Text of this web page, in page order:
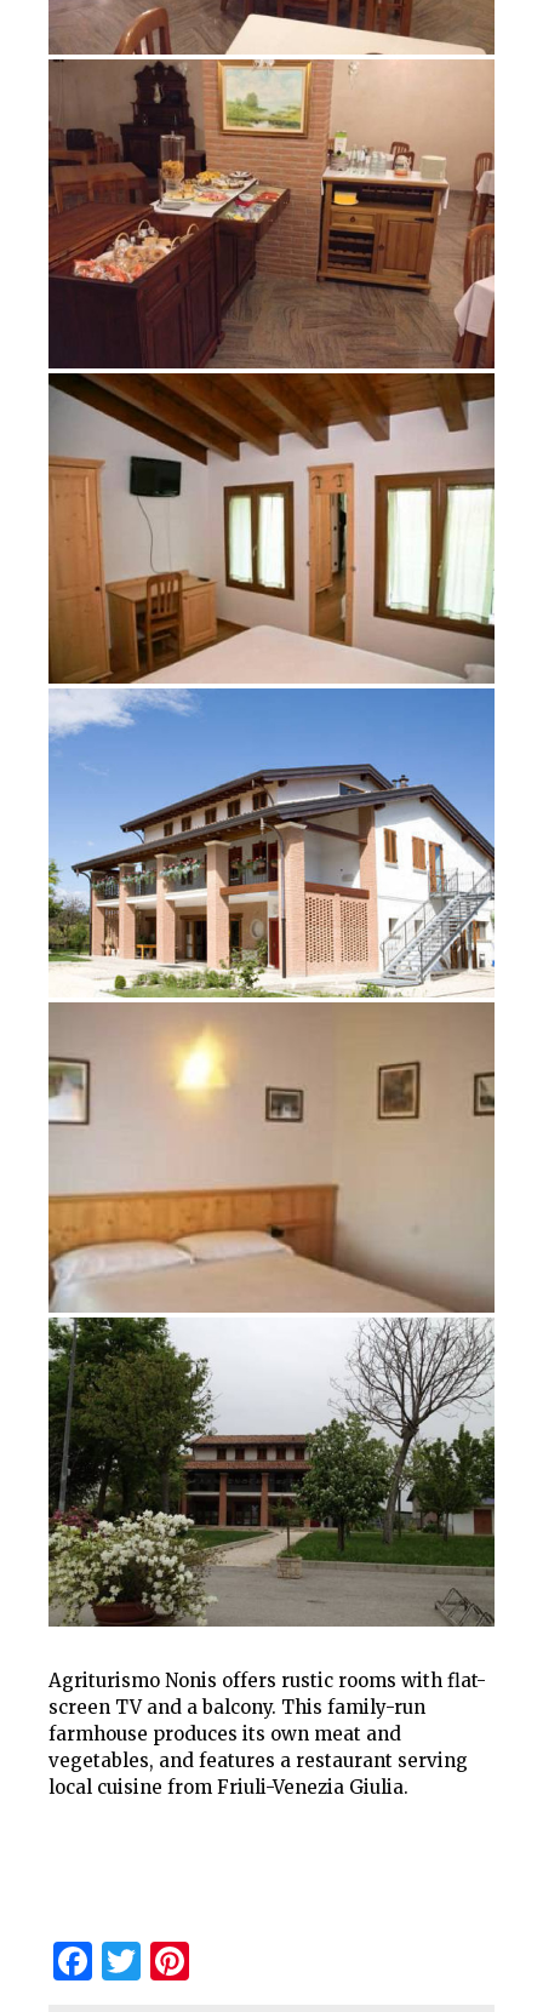
Agriturismo Nonis offers rustic rooms with flat-
screen TV and a balcony. This family-run
farmhouse produces its own meat and
vegetables, and features a restaurant serving
local cuisine from Friuli-Venezia Giulia.
Facebook
Twitter